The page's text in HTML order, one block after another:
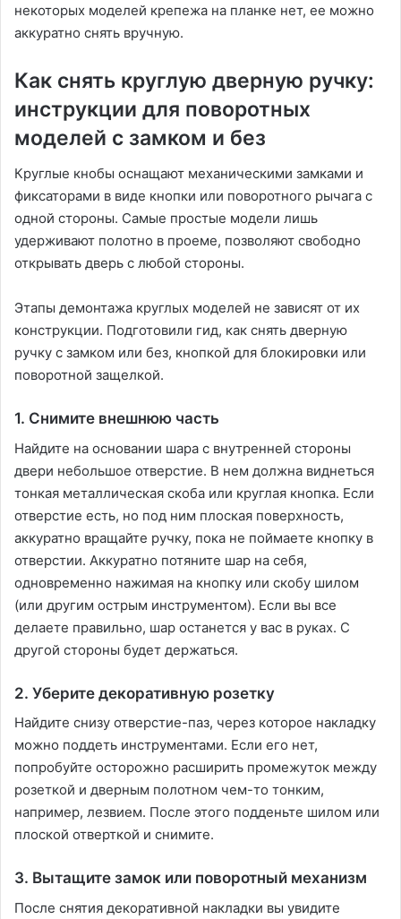
некоторых моделей крепежа на планке нет, ее можно
аккуратно снять вручную.
Как снять круглую дверную ручку:
инструкции для поворотных
моделей с замком и без
Круглые кнобы оснащают механическими замками и
фиксаторами в виде кнопки или поворотного рычага с
одной стороны. Самые простые модели лишь
удерживают полотно в проеме, позволяют свободно
открывать дверь с любой стороны.
Этапы демонтажа круглых моделей не зависят от их
конструкции. Подготовили гид, как снять дверную
ручку с замком или без, кнопкой для блокировки или
поворотной защелкой.
1. Снимите внешнюю часть
Найдите на основании шара с внутренней стороны
двери небольшое отверстие. В нем должна виднеться
тонкая металлическая скоба или круглая кнопка. Если
отверстие есть, но под ним плоская поверхность,
аккуратно вращайте ручку, пока не поймаете кнопку в
отверстии. Аккуратно потяните шар на себя,
одновременно нажимая на кнопку или скобу шилом
(или другим острым инструментом). Если вы все
делаете правильно, шар останется у вас в руках. С
другой стороны будет держаться.
2. Уберите декоративную розетку
Найдите снизу отверстие-паз, через которое накладку
можно поддеть инструментами. Если его нет,
попробуйте осторожно расширить промежуток между
розеткой и дверным полотном чем-то тонким,
например, лезвием. После этого подденьте шилом или
плоской отверткой и снимите.
3. Вытащите замок или поворотный механизм
После снятия декоративной накладки вы увидите